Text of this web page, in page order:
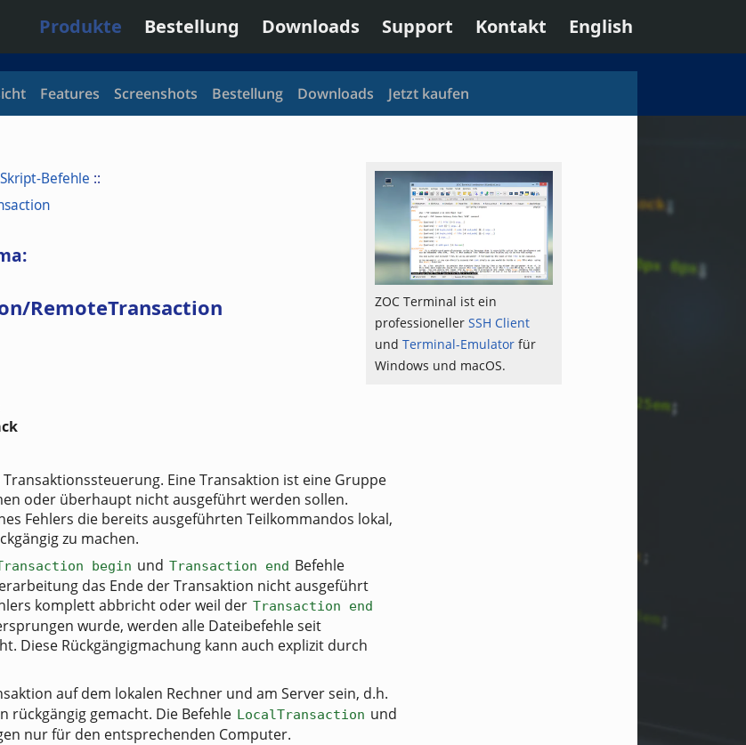
Produkte Bestellung Downloads Support Kontakt English
Features Screenshots Bestellung Downloads Jetzt kaufen
ZOC Terminal ist ein
professioneller SSH Client
und Terminal-Emulator für
Windows und macOS.
Skript-Befehle ::
RemoteTransaction
Eine Transaktion ist eine Gruppe
oder überhaupt nicht ausgeführt werden sollen.
Fehlers die bereits ausgeführten Teilkommandos lokal,
zu machen.
begin und Transaction end Befehle
das Ende der Transaktion nicht ausgeführt
komplett abbricht oder weil der Transaction end
wurde, werden alle Dateibefehle seit
Diese Rückgängigmachung kann auch explizit durch
auf dem lokalen Rechner und am Server sein, d.h.
rückgängig gemacht. Die Befehle LocalTransaction und
nur für den entsprechenden Computer.